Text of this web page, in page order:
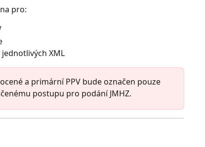
pro:
jednotlivých XML
a primární PPV bude označen pouze
postupu pro podání JMHZ.